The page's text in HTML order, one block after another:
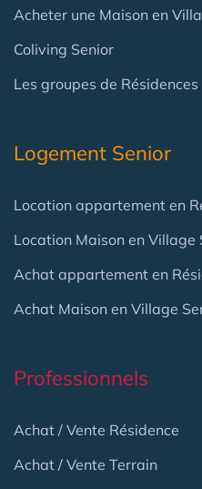
Acheter une Maison en
Coliving Senior
Les groupes de
Logement Senior
Location appartement en
Location Maison en Village
Achat appartement en
Achat Maison en Village
Professionnels
Achat / Vente Résidence
Achat / Vente Terrain